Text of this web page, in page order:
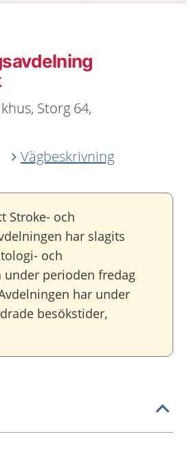
Storg 64,
Vägbeskrivning
Stroke- och
har slagits
och
under perioden fredag
har under
besökstider,